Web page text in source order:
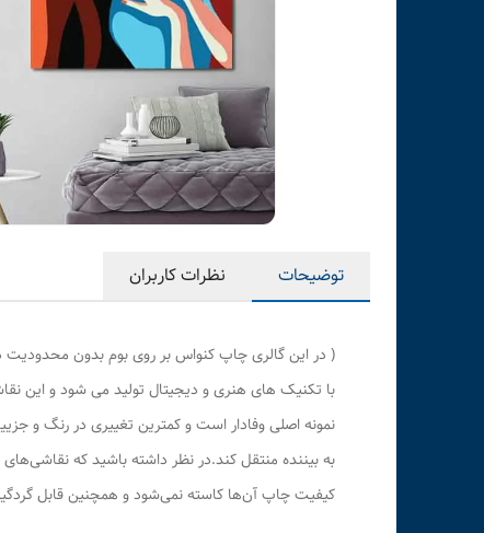
توضیحات نظرات کاربران
( در این گالری چاپ کنواس بر روی بوم بدون
با تکنیک های هنری و دیجیتال تولید می شود و این
نمونه اصلی وفادار است و کمترین تغییری در رنگ
به بیننده منتقل کند.در نظر داشته باشید که
کیفیت چاپ آن‌ها کاسته نمی‌شود و همچنین قابل